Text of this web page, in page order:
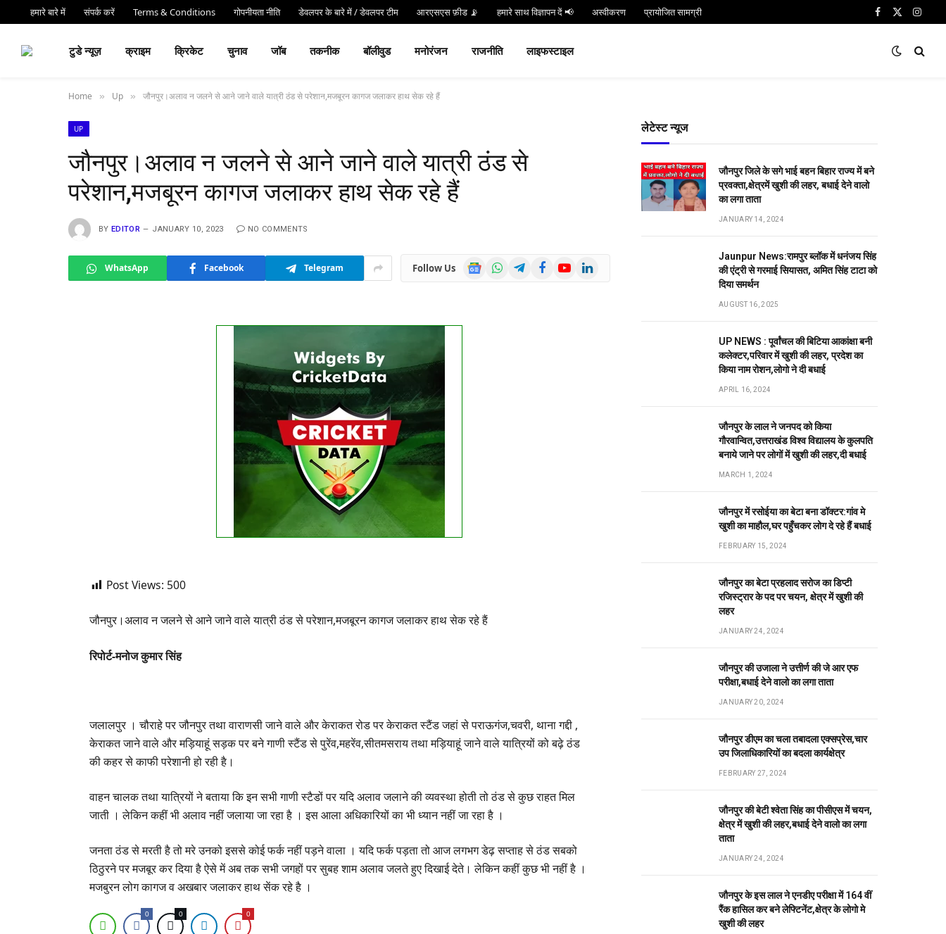
हमारे बारे में संपर्क करें Terms & Conditions गोपनीयता नीति डेवलपर के बारे में / डेवलपर टीम आरएसएस फ़ीड 📡 हमारे साथ विज्ञापन दें 📢 अस्वीकरण प्रायोजित सामग्री Facebook
X
टुडे न्यूज़ क्राइम क्रिकेट चुनाव जॉब तकनीक बॉलीवुड मनोरंजन राजनीति लाइफस्टाइल
Home » Up » जौनपुर।अलाव न जलने से आने जाने वाले यात्री ठंड से परेशान,मजबूरन कागज जलाकर हाथ सेक रहे हैं
UP
जौनपुर।अलाव न जलने से आने जाने वाले यात्री ठंड से
परेशान,मजबूरन कागज जलाकर हाथ सेक रहे हैं
BY EDITOR JANUARY 10, 2023 NO COMMENTS
WhatsApp Facebook Telegram Follow Us
Google
News
WhatsAppTelegramFacebookYouTubeLinkedIn
FIXTURE
No live matches found.
See recent results
See fixtures
Post Views: 500
जौनपुर।अलाव न जलने से आने जाने वाले यात्री ठंड से परेशान,मजबूरन कागज जलाकर हाथ सेक रहे हैं
रिपोर्ट-मनोज कुमार सिंह
जलालपुर । चौराहे पर जौनपुर तथा वाराणसी जाने वाले और केराकत रोड पर केराकत स्टैंड जहां से पराऊगंज,चवरी, थाना गद्दी ,
केराकत जाने वाले और मड़ियाहूं सड़क पर बने गाणी स्टैंड से पुरेंव,महरेंव,सीतमसराय तथा मड़ियाहूं जाने वाले यात्रियों को बढ़े ठंड
की कहर से काफी परेशानी हो रही है।
वाहन चालक तथा यात्रियों ने बताया कि इन सभी गाणी स्टैडों पर यदि अलाव जलाने की व्यवस्था होती तो ठंड से कुछ राहत मिल
जाती । लेकिन कहीं भी अलाव नहीं जलाया जा रहा है । इस आला अधिकारियों का भी ध्यान नहीं जा रहा है ।
जनता ठंड से मरती है तो मरे उनको इससे कोई फर्क नहीं पड़ने वाला । यदि फर्क पड़ता तो आज लगभग डेढ़ सप्ताह से ठंड सबको
ठिठुरने पर मजबूर कर दिया है ऐसे में अब तक सभी जगहों पर सुबह शाम अलाव जलते हुए दिखाई देते। लेकिन कहीं कुछ भी नहीं है ।
मजबुरन लोग कागज व अखबार जलाकर हाथ सेंक रहे है ।
0 0 0
लेटेस्ट न्यूज
जौनपुर जिले के सगे भाई बहन बिहार राज्य में बने
प्रवक्ता,क्षेत्रमें खुशी की लहर, बधाई देने वालो
का लगा ताता
JANUARY 14, 2024
Jaunpur News:रामपुर ब्लॉक में धनंजय सिंह
की एंट्री से गरमाई सियासत, अमित सिंह टाटा को
दिया समर्थन
AUGUST 16, 2025
UP NEWS : पूर्वांचल की बिटिया आकांक्षा बनी
कलेक्टर,परिवार में खुशी की लहर, प्रदेश का
किया नाम रोशन,लोगो ने दी बधाई
APRIL 16, 2024
जौनपुर के लाल ने जनपद को किया
गौरवान्वित,उत्तराखंड विश्व विद्यालय के कुलपति
बनाये जाने पर लोगों में खुशी की लहर,दी बधाई
MARCH 1, 2024
जौनपुर में रसोईया का बेटा बना डॉक्टर:गांव मे
खुशी का माहौल,घर पहुँचकर लोग दे रहे हैं बधाई
FEBRUARY 15, 2024
जौनपुर का बेटा प्रहलाद सरोज का डिप्टी
रजिस्ट्रार के पद पर चयन, क्षेत्र में खुशी की
लहर
JANUARY 24, 2024
जौनपुर की उजाला ने उत्तीर्ण की जे आर एफ
परीक्षा,बधाई देने वालो का लगा ताता
JANUARY 20, 2024
जौनपुर डीएम का चला तबादला एक्सप्रेस,चार
उप जिलाधिकारियों का बदला कार्यक्षेत्र
FEBRUARY 27, 2024
जौनपुर की बेटी श्वेता सिंह का पीसीएस में चयन,
क्षेत्र में खुशी की लहर,बधाई देने वालो का लगा
ताता
JANUARY 24, 2024
जौनपुर के इस लाल ने एनडीए परीक्षा में 164 वीं
रैंक हासिल कर बने लेफ्टिनेंट,क्षेत्र के लोगो मे
खुशी की लहर
⏰ देर न करेंHind 24 TV App डाउनलोड करें और पाएं Live Breaking News!